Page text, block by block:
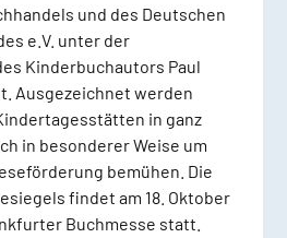
und des Deutschen
e.V. unter der
Kinderbuchautors Paul
Ausgezeichnet werden
in ganz
in besonderer Weise um
bemühen. Die
findet am 18. Oktober
Buchmesse statt.